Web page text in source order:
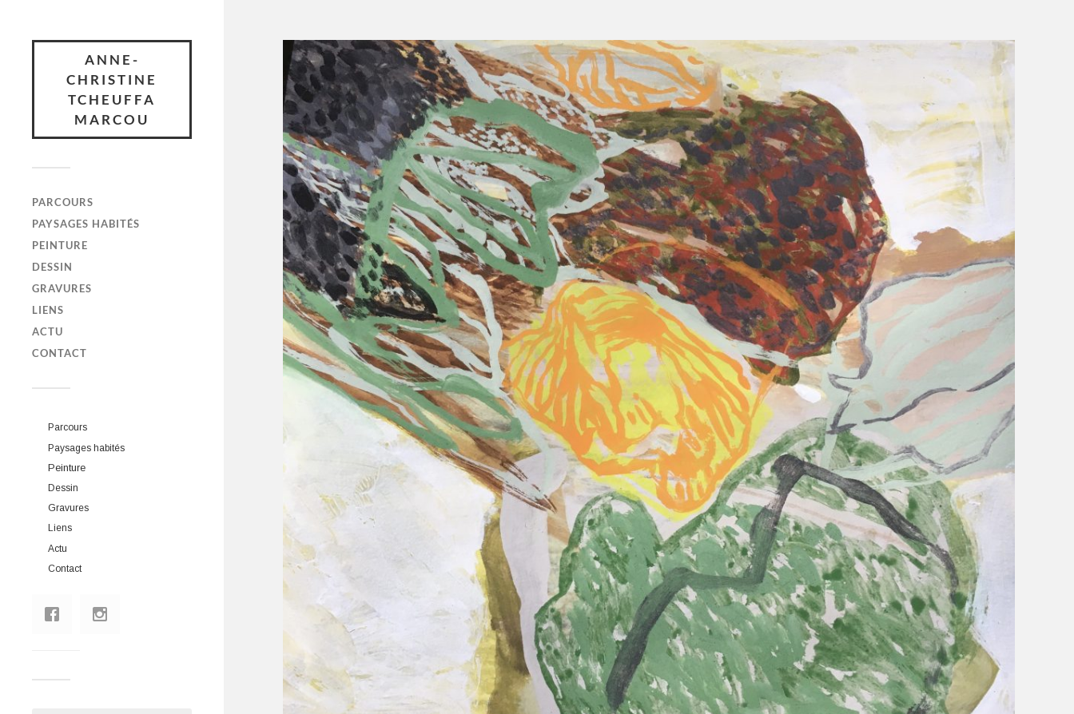
ANNE-
CHRISTINE
TCHEUFFA
MARCOU
PARCOURS
PAYSAGES HABITÉS
PEINTURE
DESSIN
GRAVURES
LIENS
ACTU
CONTACT
Parcours
Paysages habités
Peinture
Dessin
Gravures
Liens
Actu
Contact